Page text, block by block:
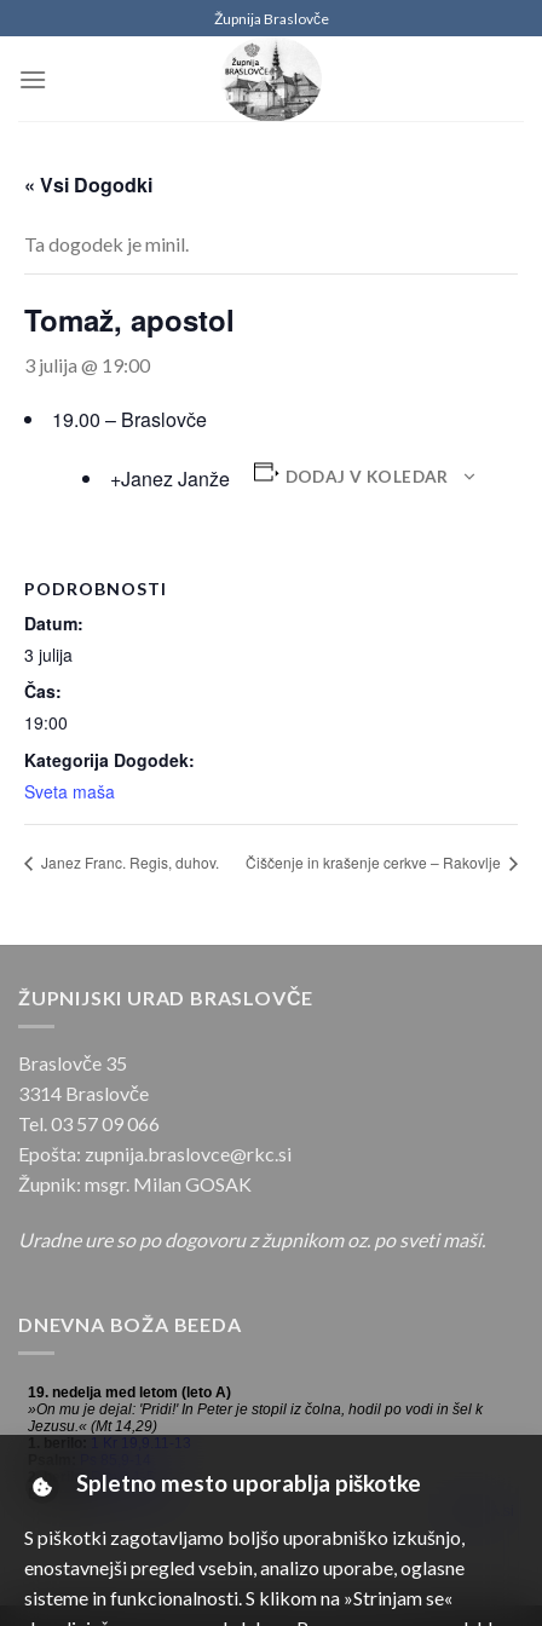
na
vsebino
Župnija Braslovče
« Vsi Dogodki
Ta dogodek je minil.
Tomaž, apostol
3 julija @ 19:00
19.00 – Braslovče
+Janez Janže DODAJ V KOLEDAR
PODROBNOSTI
Datum:
3 julija
Čas:
19:00
Kategorija Dogodek:
Sveta maša
Janez Franc. Regis, duhov. Čiščenje in krašenje cerkve – Rakovlje
ŽUPNIJSKI URAD BRASLOVČE
Braslovče 35
3314 Braslovče
Tel. 03 57 09 066
Epošta: zupnija.braslovce@rkc.si
Župnik: msgr. Milan GOSAK
Uradne ure so po dogovoru z župnikom oz. po sveti maši.
DNEVNA BOŽA BEEDA
Spletno mesto uporablja piškotke
S piškotki zagotavljamo boljšo uporabniško izkušnjo,
enostavnejši pregled vsebin, analizo uporabe, oglasne
sisteme in funkcionalnosti. S klikom na »Strinjam se«